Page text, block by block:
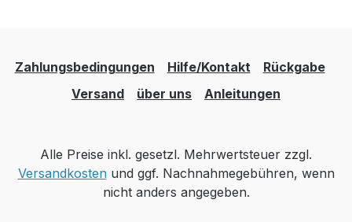
Zahlungsbedingungen Hilfe/Kontakt
Rückgabe
Versand
über uns Anleitungen
Alle Preise inkl. gesetzl. Mehrwertsteuer zzgl.
Versandkostenund ggf. Nachnahmegebühren, wenn
nicht anders angegeben.